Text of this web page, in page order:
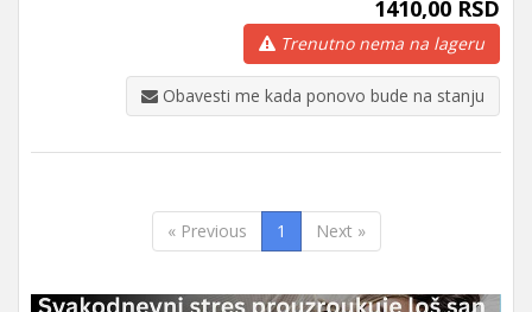
1410,00 RSD
Trenutno nema na lageru
Obavesti me kada ponovo bude na stanju
« Previous 1 Next »